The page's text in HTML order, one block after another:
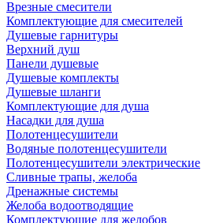
Врезные смесители
Комплектующие для смесителей
Душевые гарнитуры
Верхний душ
Панели душевые
Душевые комплекты
Душевые шланги
Комплектующие для душа
Насадки для душа
Полотенцесушители
Водяные полотенцесушители
Полотенцесушители электрические
Сливные трапы, желоба
Дренажные системы
Желоба водоотводящие
Комплектующие для желобов